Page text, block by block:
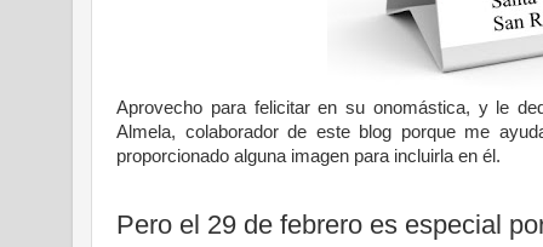
Aprovecho para felicitar en su onomástica, y le
Almela, colaborador de este blog porque me
proporcionado alguna imagen para incluirla en él.
Pero el 29 de febrero es especial